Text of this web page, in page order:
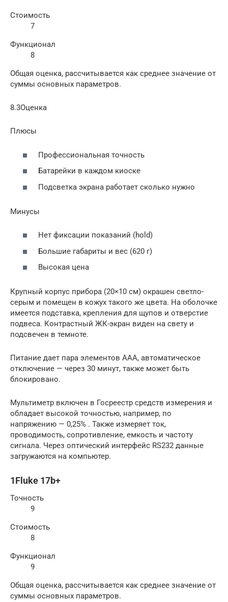
Стоимость
7
Функционал
8
Общая оценка, рассчитывается как среднее значение от
суммы основных параметров.
8.3Оценка
Плюсы
Профессиональная точность
Батарейки в каждом киоске
Подсветка экрана работает сколько нужно
Минусы
Нет фиксации показаний (hold)
Большие габариты и вес (620 г)
Высокая цена
Крупный корпус прибора (20×10 см) окрашен светло-
серым и помещен в кожух такого же цвета. На оболочке
имеется подставка, крепления для щупов и отверстие
подвеса. Контрастный ЖК-экран виден на свету и
подсвечен в темноте.
Питание дает пара элементов ААА, автоматическое
отключение — через 30 минут, также может быть
блокировано.
Мультиметр включен в Госреестр средств измерения и
обладает высокой точностью, например, по
напряжению — 0,25% . Также измеряет ток,
проводимость, сопротивление, емкость и частоту
сигнала. Через оптический интерфейс RS232 данные
загружаются на компьютер.
1Fluke 17b+
Точность
9
Стоимость
8
Функционал
9
Общая оценка, рассчитывается как среднее значение от
суммы основных параметров.